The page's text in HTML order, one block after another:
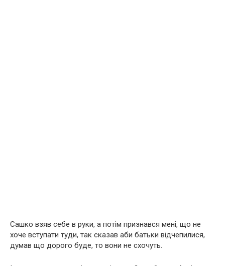
Сашко взяв себе в руки, а потім признався мені, що не
хоче вступати туди, так сказав аби батьки відчепилися,
думав що дорого буде, то вони не схочуть.